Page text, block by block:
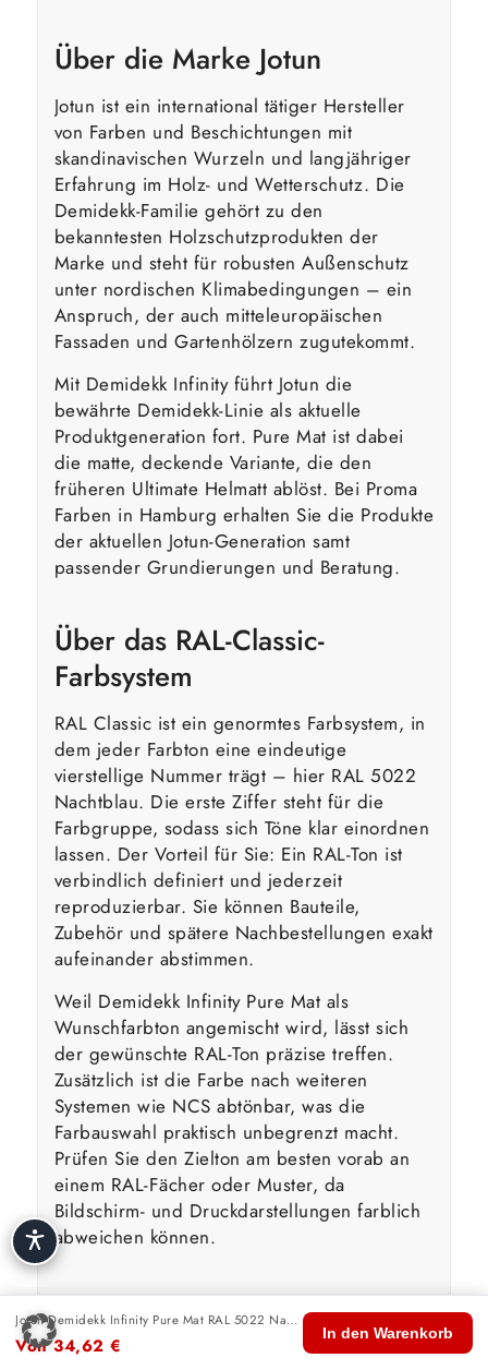
Über die Marke Jotun
Jotun ist ein international tätiger Hersteller
von Farben und Beschichtungen mit
skandinavischen Wurzeln und langjähriger
Erfahrung im Holz- und Wetterschutz. Die
Demidekk-Familie gehört zu den
bekanntesten Holzschutzprodukten der
Marke und steht für robusten Außenschutz
unter nordischen Klimabedingungen – ein
Anspruch, der auch mitteleuropäischen
Fassaden und Gartenhölzern zugutekommt.
Mit Demidekk Infinity führt Jotun die
bewährte Demidekk-Linie als aktuelle
Produktgeneration fort. Pure Mat ist dabei
die matte, deckende Variante, die den
früheren Ultimate Helmatt ablöst. Bei Proma
Farben in Hamburg erhalten Sie die Produkte
der aktuellen Jotun-Generation samt
passender Grundierungen und Beratung.
Über das RAL-Classic-
Farbsystem
RAL Classic ist ein genormtes Farbsystem, in
dem jeder Farbton eine eindeutige
vierstellige Nummer trägt – hier RAL 5022
Nachtblau. Die erste Ziffer steht für die
Farbgruppe, sodass sich Töne klar einordnen
lassen. Der Vorteil für Sie: Ein RAL-Ton ist
verbindlich definiert und jederzeit
reproduzierbar. Sie können Bauteile,
Zubehör und spätere Nachbestellungen exakt
aufeinander abstimmen.
Weil Demidekk Infinity Pure Mat als
Wunschfarbton angemischt wird, lässt sich
der gewünschte RAL-Ton präzise treffen.
Zusätzlich ist die Farbe nach weiteren
Systemen wie NCS abtönbar, was die
Farbauswahl praktisch unbegrenzt macht.
Prüfen Sie den Zielton am besten vorab an
einem RAL-Fächer oder Muster, da
Bildschirm- und Druckdarstellungen farblich
abweichen können.
Wasserbasierte Technologie &
Umwelt
Jotun Demidekk Infinity Pure Mat RAL 5022 Nachtblau
Von34,62 €
In den Warenkorb
🏠
Start
🛍️ 🔍 🛒
Warenkorb
👤
Konto